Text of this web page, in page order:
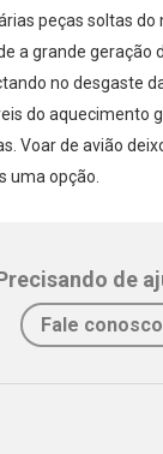
peças soltas
a grande geração
no desgaste
do aquecimento
Voar de avião
uma opção.
de
Fale conosco